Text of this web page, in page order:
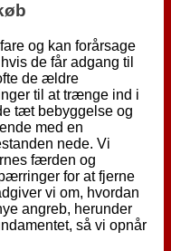
og kan forårsage
de får adgang til
de ældre
til at trænge ind i
tæt bebyggelse og
med en
nede. Vi
færden og
for at fjerne
vi om, hvordan
angreb, herunder
så vi opnår